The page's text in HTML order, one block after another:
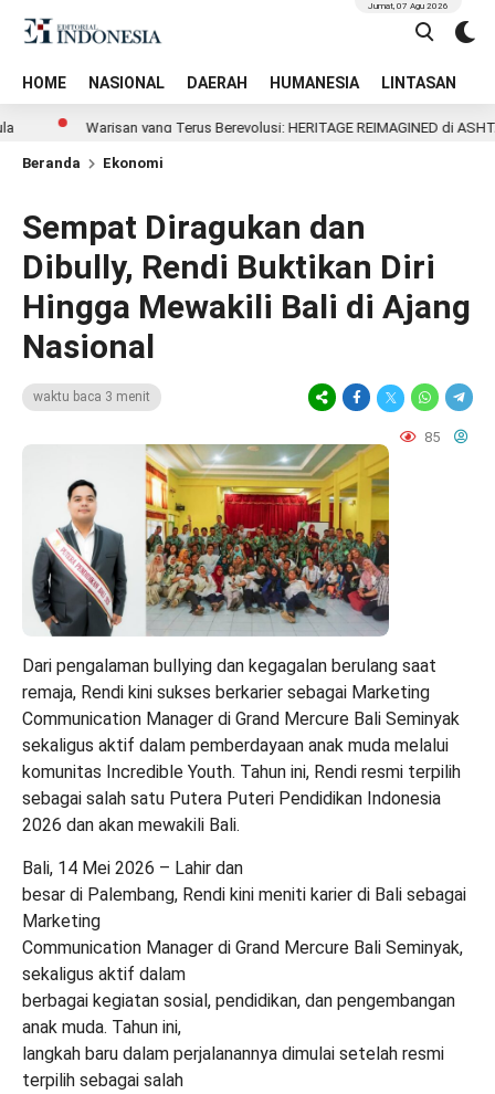
HOME NASIONAL DAERAH HUMANESIA LINTASAN
Jumat, 07 Agu 2026
Warisan yang Terus Berevolusi: HERITAGE REIMAGINED di ASHTA
Beranda Ekonomi
Sempat Diragukan dan
Dibully, Rendi Buktikan Diri
Hingga Mewakili Bali di Ajang
Nasional
waktu baca 3 menit
85
Dari pengalaman bullying dan kegagalan berulang saat
remaja, Rendi kini sukses berkarier sebagai Marketing
Communication Manager di Grand Mercure Bali Seminyak
sekaligus aktif dalam pemberdayaan anak muda melalui
komunitas Incredible Youth. Tahun ini, Rendi resmi terpilih
sebagai salah satu Putera Puteri Pendidikan Indonesia
2026 dan akan mewakili Bali.
Bali, 14 Mei 2026 – Lahir dan
besar di Palembang, Rendi kini meniti karier di Bali sebagai
Marketing
Communication Manager di Grand Mercure Bali Seminyak,
sekaligus aktif dalam
berbagai kegiatan sosial, pendidikan, dan pengembangan
anak muda. Tahun ini,
langkah baru dalam perjalanannya dimulai setelah resmi
terpilih sebagai salah